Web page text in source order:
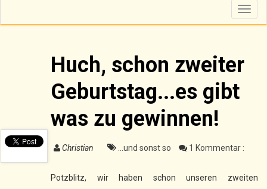
T
o
g
a
Huch, schon zweiter
Geburtstag...es gibt
was zu gewinnen!
Christian ...und sonst so 1 Kommentar :
Potzblitz, wir haben schon unseren zweiten